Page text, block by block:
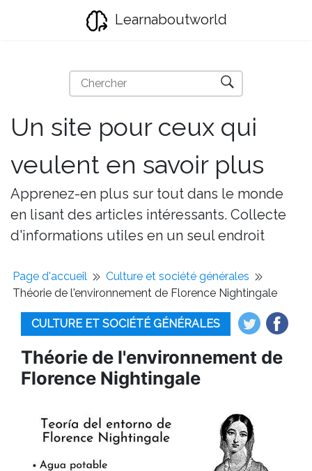
Learnaboutworld
Un site pour ceux qui
veulent en savoir plus
Apprenez-en plus sur tout dans le monde
en lisant des articles intéressants. Collecte
d'informations utiles en un seul endroit
Page d'accueil
Culture et société générales
Théorie de l'environnement de Florence Nightingale
CULTURE ET SOCIÉTÉ GÉNÉRALES
Théorie de l'environnement de
Florence Nightingale